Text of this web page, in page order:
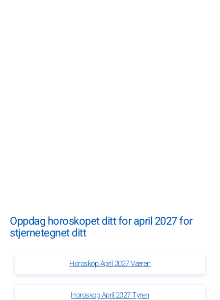
Oppdag horoskopet ditt for april 2027 for
stjernetegnet ditt
Horoskop April 2027 Væren
Horoskop April 2027 Tyren